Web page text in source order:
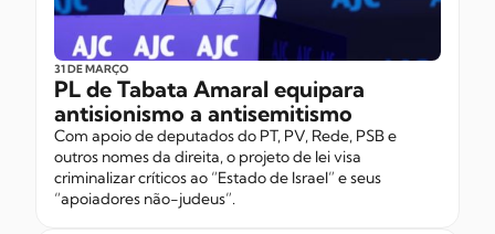
31 DE MARÇO
PL de Tabata Amaral equipara
antisionismo a antisemitismo
Com apoio de deputados do PT, PV, Rede, PSB e
outros nomes da direita, o projeto de lei visa
criminalizar críticos ao “Estado de Israel” e seus
“apoiadores não-judeus”.